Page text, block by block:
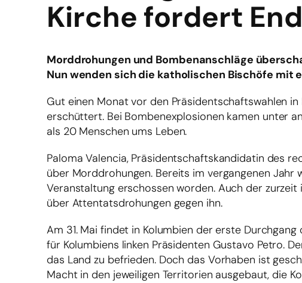
Kirche fordert
Morddrohungen und Bombenanschläge
Nun wenden sich die katholischen Bischöfe mit
Gut einen Monat vor den Präsidentschaftswahlen
erschüttert. Bei Bombenexplosionen kamen unter
als 20 Menschen ums Leben.
Paloma Valencia, Präsidentschaftskandidatin des
über Morddrohungen. Bereits im vergangenen
Veranstaltung erschossen worden. Auch der
über Attentatsdrohungen gegen ihn.
Am 31. Mai findet in Kolumbien der erste
für Kolumbiens linken Präsidenten Gustavo Petro.
das Land zu befrieden. Doch das Vorhaben ist
Macht in den jeweiligen Territorien ausgebaut, die